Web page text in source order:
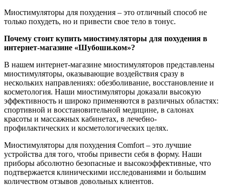
Миостимуляторы для похудения – это отличный способ не
только похудеть, но и привести свое тело в тонус.
Почему стоит купить миостимуляторы для похудения в
интернет-магазине «Шубоши.ком»?
В нашем интернет-магазине миостимуляторов представлены
миостимуляторы, оказывающие воздействия сразу в
нескольких направлениях: обезболивание, восстановление и
косметология. Наши миостимуляторы доказали высокую
эффективность и широко применяются в различных областях:
спортивной и восстановительной медицине, в салонах
красоты и массажных кабинетах, в лечебно-
профилактических и косметологических целях.
Миостимуляторы для похудения Comfort – это лучшие
устройства для того, чтобы привести себя в форму. Наши
приборы абсолютно безопасные и высокоэффективные, что
подтвержается клиническими исследованиями и большим
количеством отзывов довольных клиентов.